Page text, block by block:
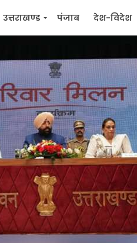
उत्तराखण्ड पंजाब देश-विदेश